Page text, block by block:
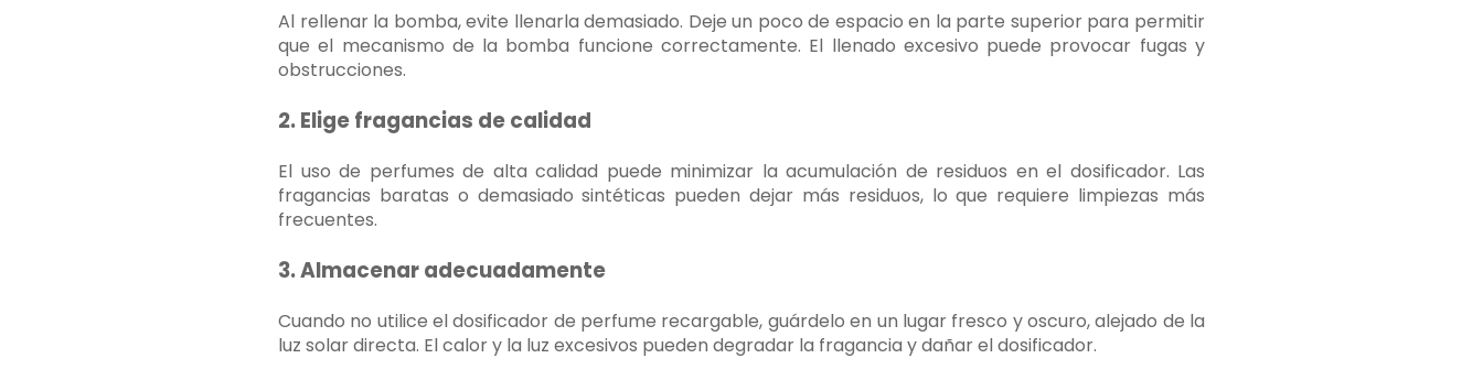
Al rellenar la bomba, evite llenarla demasiado. Deje un poco de espacio en la parte superior para permitir
que el mecanismo de la bomba funcione correctamente. El llenado excesivo puede provocar fugas y
obstrucciones.
2. Elige fragancias de calidad
El uso de perfumes de alta calidad puede minimizar la acumulación de residuos en el dosificador. Las
fragancias baratas o demasiado sintéticas pueden dejar más residuos, lo que requiere limpiezas más
frecuentes.
3. Almacenar adecuadamente
Cuando no utilice el dosificador de perfume recargable, guárdelo en un lugar fresco y oscuro, alejado de la
luz solar directa. El calor y la luz excesivos pueden degradar la fragancia y dañar el dosificador.